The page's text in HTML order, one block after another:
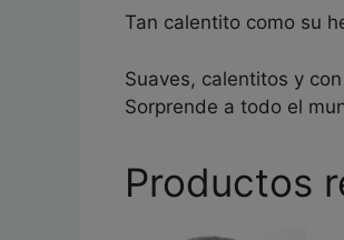
Tan calentito como su
Suaves, calentitos y
Sorprende a todo el
Productos